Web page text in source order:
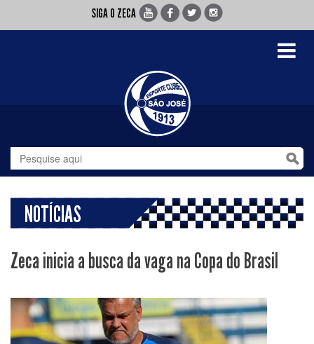
SIGA O ZECA
Toggle
NOTÍCIAS
Zeca inicia a busca da vaga na Copa do Brasil